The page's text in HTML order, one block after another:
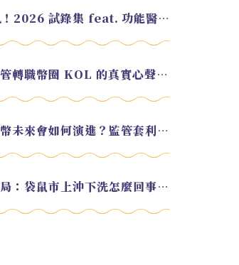
EP.220 好久不見！2026 試錄集 feat. 功能醫學營養師 美寶
EP.219 從銀行高管轉職幣圈 KOL 的真實心聲 feat.龜大
EP.217 美元穩定幣未來會如何演進？監管套利終將收斂？feat. 研究員 余哲安
EP.213 川普大攪局：袋鼠市上沖下洗怎麼回事？feat. Alvin